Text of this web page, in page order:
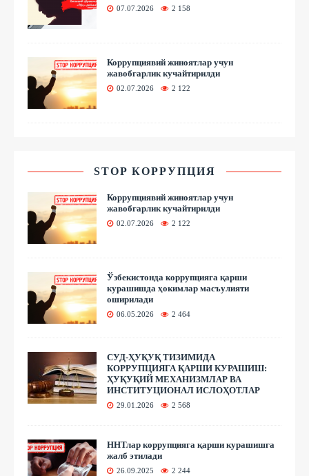
07.07.2026 2 158
Коррупциявий жиноятлар учун
жавобгарлик кучайтирилди
02.07.2026 2 122
STOP КОРРУПЦИЯ
Коррупциявий жиноятлар учун
жавобгарлик кучайтирилди
02.07.2026 2 122
Ўзбекистонда коррупцияга қарши
курашишда ҳокимлар масъулияти
оширилади
06.05.2026 2 464
СУД-ҲУҚУҚ ТИЗИМИДА
КОРРУПЦИЯГА ҚАРШИ КУРАШИШ:
ҲУҚУҚИЙ МЕХАНИЗМЛАР ВА
ИНСТИТУЦИОНАЛ ИСЛОҲОТЛАР
29.01.2026 2 568
ННТлар коррупцияга қарши курашишга
жалб этилади
26.09.2025 2 244